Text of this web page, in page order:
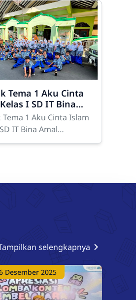
Tema 1 Aku Cinta
I SD IT Bina
Tema 1 Aku Cinta Islam
IT Bina Amal
jawab anak-
selengkapnya
Desember 2025